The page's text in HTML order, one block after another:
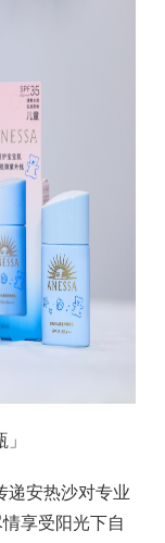
递安热沙对专业
享受阳光下自